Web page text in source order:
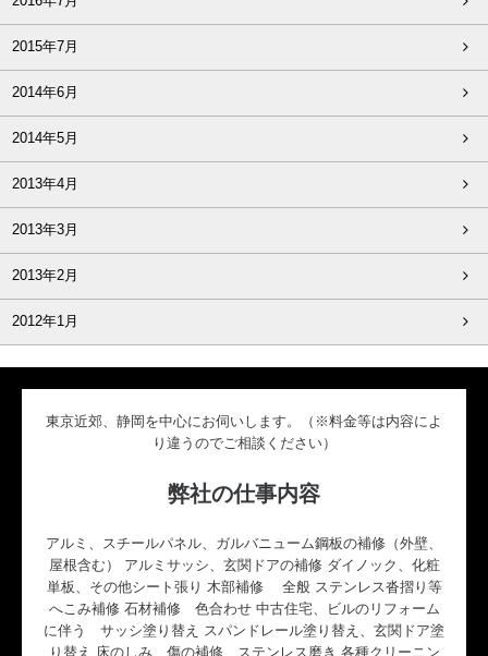
2015年7月
2014年6月
2014年5月
2013年4月
2013年3月
2013年2月
2012年1月
東京近郊、静岡を中心にお伺いします。（※料金等は内容によ
り違うのでご相談ください）
弊社の仕事内容
アルミ、スチールパネル、ガルバニューム鋼板の補修（外壁、
屋根含む） アルミサッシ、玄関ドアの補修 ダイノック、化粧
単板、その他シート張り 木部補修 全般 ステンレス沓摺り等
へこみ補修 石材補修 色合わせ 中古住宅、ビルのリフォーム
に伴う サッシ塗り替え スパンドレール塗り替え、玄関ドア塗
り替え 床のしみ、傷の補修、ステンレス磨き 各種クリーニン